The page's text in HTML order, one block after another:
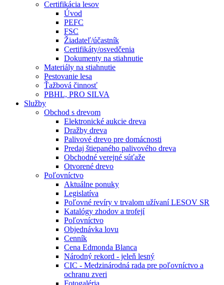
Certifikácia lesov
Úvod
PEFC
FSC
Žiadateľ/účastník
Certifikáty/osvedčenia
Dokumenty na stiahnutie
Materiály na stiahnutie
Pestovanie lesa
Ťažbová činnosť
PBHL, PRO SILVA
Služby
Obchod s drevom
Elektronické aukcie dreva
Dražby dreva
Palivové drevo pre domácnosti
Predaj štiepaného palivového dreva
Obchodné verejné súťaže
Otvorené drevo
Poľovníctvo
Aktuálne ponuky
Legislatíva
Poľovné revíry v trvalom užívaní LESOV SR
Katalógy zhodov a trofejí
Poľovníctvo
Objednávka lovu
Cenník
Cena Edmonda Blanca
Národný rekord - jeleň lesný
CIC - Medzinárodná rada pre poľovníctvo a
ochranu zveri
Fotogaléria